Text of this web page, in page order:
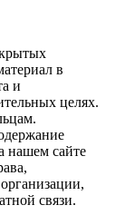
в
и
целях.
нашем сайте
связи.